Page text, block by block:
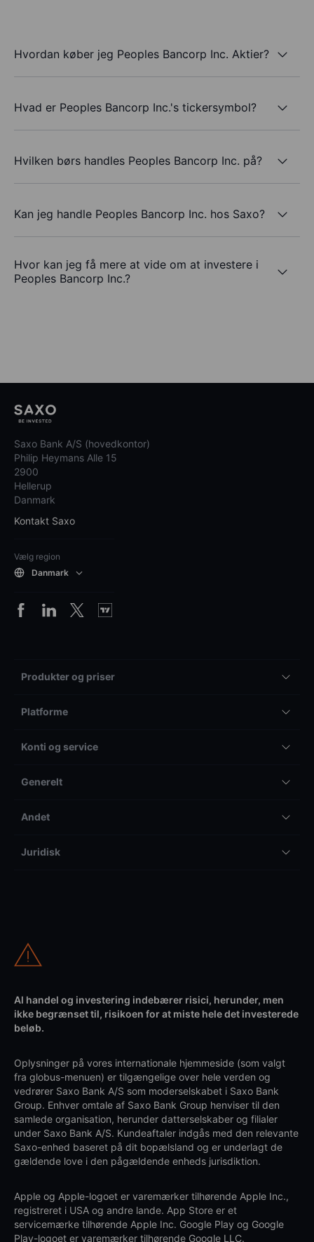
Hvordan køber jeg Peoples Bancorp Inc. Aktier?
Hvad er Peoples Bancorp Inc.'s tickersymbol?
Hvilken børs handles Peoples Bancorp Inc. på?
Kan jeg handle Peoples Bancorp Inc. hos Saxo?
Hvor kan jeg få mere at vide om at investere i
Peoples Bancorp Inc.?
Saxo Bank A/S (hovedkontor)
Philip Heymans Alle 15
2900
Hellerup
Danmark
Kontakt Saxo
Vælg region
Danmark
Produkter og priser
Platforme
Konti og service
Generelt
Andet
Juridisk
Al handel og investering indebærer risici, herunder, men
ikke begrænset til, risikoen for at miste hele det investerede
beløb.
Oplysninger på vores internationale hjemmeside (som valgt
fra globus-menuen) er tilgængelige over hele verden og
vedrører Saxo Bank A/S som moderselskabet i Saxo Bank
Group. Enhver omtale af Saxo Bank Group henviser til den
samlede organisation, herunder datterselskaber og filialer
under Saxo Bank A/S. Kundeaftaler indgås med den relevante
Saxo-enhed baseret på dit bopælsland og er underlagt de
gældende love i den pågældende enheds jurisdiktion.
Apple og Apple-logoet er varemærker tilhørende Apple Inc.,
registreret i USA og andre lande. App Store er et
servicemærke tilhørende Apple Inc. Google Play og Google
Play-logoet er varemærker tilhørende Google LLC.